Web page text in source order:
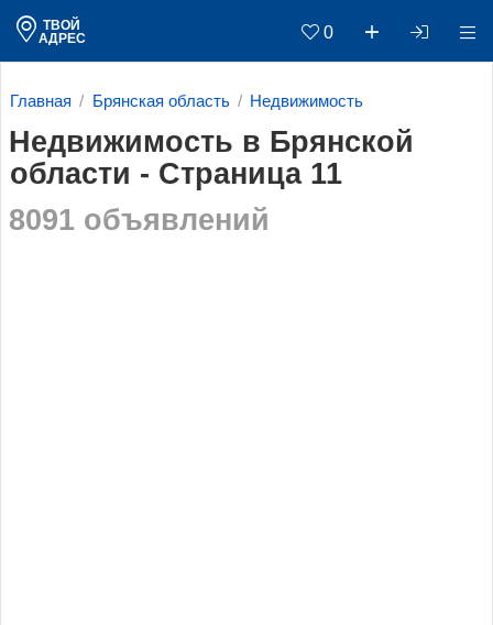
ТВОЙ
АДРЕС
0
Главная Брянская область Недвижимость
Недвижимость в Брянской
области - Страница 11
8091 объявлений